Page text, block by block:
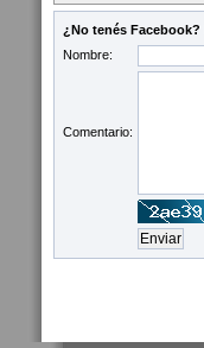
¿No tenés Facebook?
Nombre:
Comentario: